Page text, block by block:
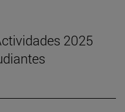
2025